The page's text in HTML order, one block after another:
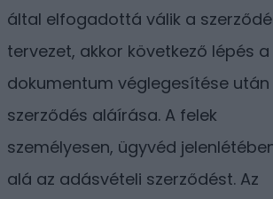
által elfogadottá válik a
tervezet, akkor következő lépés a
dokumentum véglegesítése után
szerződés aláírása. A felek
személyesen, ügyvéd
alá az adásvételi szerződést. Az